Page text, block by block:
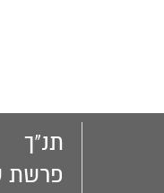
תנ"ך
פרשת